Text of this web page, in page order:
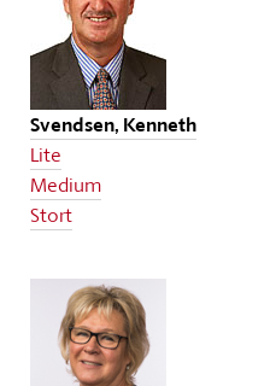
Svendsen, Kenneth
Lite
Medium
Stort